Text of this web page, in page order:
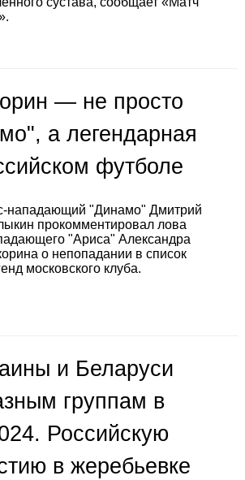
— не просто
а легендарная
футболе
нападающий "Динамо" Дмитрий
прокомментировал лова
"Ариса" Александра
о непопадании в список
московского клуба.
и Беларуси
группам в
Российскую
в жеребьевке